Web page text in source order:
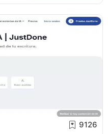
9126